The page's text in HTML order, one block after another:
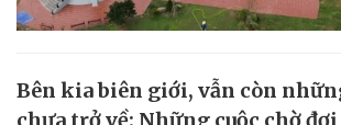
Bên kia biên giới, vẫn còn